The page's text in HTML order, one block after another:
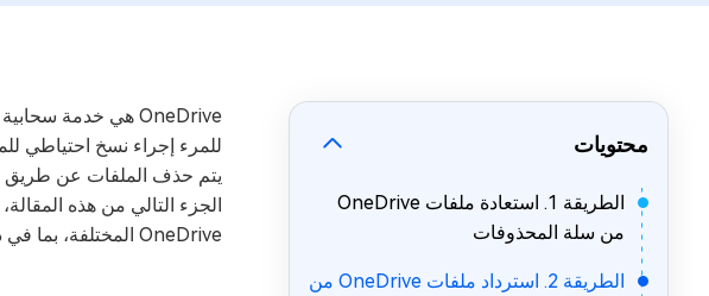
DLL Fixer
محتويات
الطريقة 1. استعادة ملفات OneDrive
من سلة المحذوفات
الطريقة 2. استرداد ملفات OneDrive من
الجزء التالي من هذه المقالة،
OneDrive المختلفة، بما في ذلك الأخطاء البشرية وهجوم الفيروسات وتحديث النظام وما إلى ذلك.